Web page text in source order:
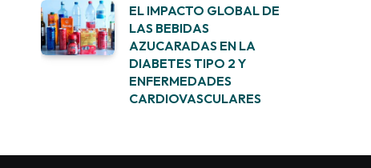
EL IMPACTO GLOBAL DE
LAS BEBIDAS
AZUCARADAS EN LA
DIABETES TIPO 2 Y
ENFERMEDADES
CARDIOVASCULARES